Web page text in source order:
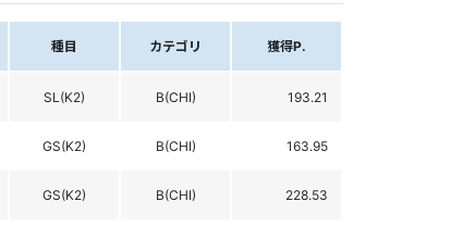
種目 カテゴリ 獲得P.
SL(K2) B(CHI) 193.21
GS(K2) B(CHI) 163.95
GS(K2) B(CHI) 228.53